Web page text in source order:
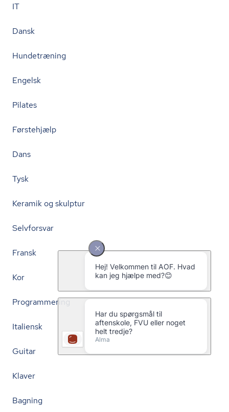
IT
Dansk
Hundetræning
Engelsk
Pilates
Førstehjælp
Dans
Tysk
Keramik og skulptur
Selvforsvar
Fransk
Kor
Programmering
Italiensk
Guitar
Klaver
Bagning